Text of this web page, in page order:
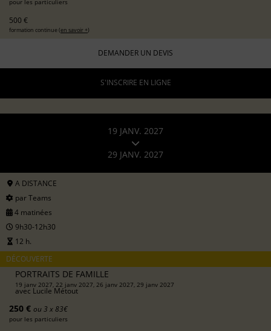
500 €
formation continue (en savoir +)
DEMANDER UN DEVIS
S'INSCRIRE EN LIGNE
19 JANV. 2027
29 JANV. 2027
A DISTANCE
par Teams
4 matinées
9h30-12h30
12 h.
DÉCOUVERTE
PORTRAITS DE FAMILLE
19 janv 2027, 22 janv 2027, 26 janv 2027, 29 janv 2027
avec Lucile Métout
250 € ou 3 x 83€
pour les particuliers